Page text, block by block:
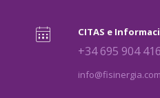
CITAS e
+34 695 904 416
info@fisinergia.com